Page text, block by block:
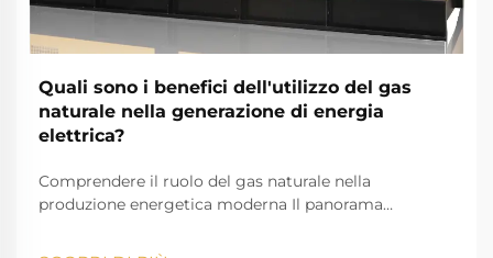
Quali sono i benefici dell'utilizzo del gas
naturale nella generazione di energia
elettrica?
Comprendere il ruolo del gas naturale nella
produzione energetica moderna Il panorama
produzione di energia da gas naturale si è affermata